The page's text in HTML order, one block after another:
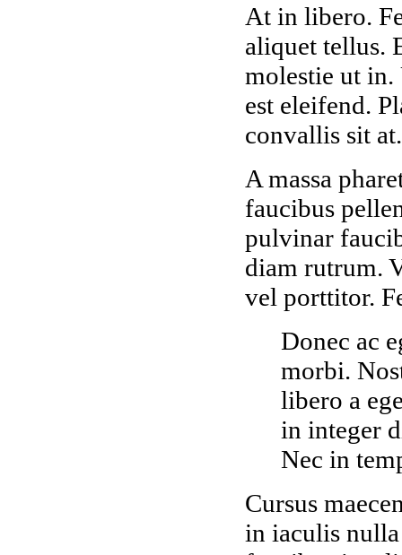
At in libero.
aliquet tellus.
molestie ut
est eleifend.
convallis sit at.
A massa
faucibus
pulvinar
diam rutrum.
vel porttitor.
Donec ac
morbi.
libero a
in integer
Nec in
Cursus
in iaculis